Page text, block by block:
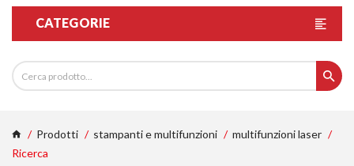
CATEGORIE
Prodotti stampanti e multifunzioni
multifunzioni laser
Ricerca